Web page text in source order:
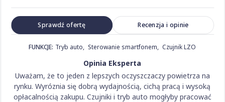
Sprawdź ofertę Recenzja i opinie
FUNKCJE: Tryb auto Sterowanie smartfonem Czujnik LZO
Opinia Eksperta
Uważam, że to jeden z lepszych oczyszczaczy powietrza na
rynku. Wyróznia się dobrą wydajnością, cichą pracą i wysoką
opłacalnością zakupu. Czujniki i tryb auto mogłyby pracować